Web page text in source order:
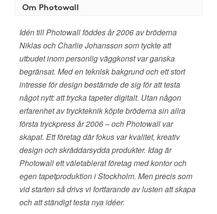
Om Photowall
Idén till Photowall föddes år 2006 av bröderna
Niklas och Charlie Johansson som tyckte att
utbudet inom personlig väggkonst var ganska
begränsat. Med en teknisk bakgrund och ett stort
intresse för design bestämde de sig för att testa
något nytt: att trycka tapeter digitalt. Utan någon
erfarenhet av tryckteknik köpte bröderna sin allra
första tryckpress år 2006 – och Photowall var
skapat. Ett företag där fokus var kvalitet, kreativ
design och skräddarsydda produkter. Idag är
Photowall ett väletablerat företag med kontor och
egen tapetproduktion i Stockholm. Men precis som
vid starten så drivs vi fortfarande av lusten att skapa
och att ständigt testa nya idéer.